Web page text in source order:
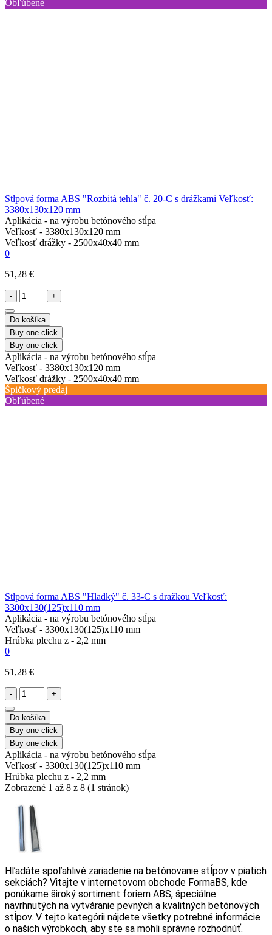
Obľúbené
Stlpová forma ABS "Rozbitá tehla" č. 20-C s drážkami Veľkosť:
3380х130х120 mm
Aplikácia - na výrobu betónového stĺpa
Veľkosť - 3380х130х120 mm
Veľkosť drážky - 2500х40х40 mm
0
51,28 €
- +
Do košíka
Buy one click
Buy one click
Aplikácia - na výrobu betónového stĺpa
Veľkosť - 3380х130х120 mm
Veľkosť drážky - 2500х40х40 mm
Špičkový predaj
Obľúbené
Stlpová forma ABS "Hladký" č. 33-C s dražkou Veľkosť:
3300х130(125)х110 mm
Aplikácia - na výrobu betónového stĺpa
Veľkosť - 3300х130(125)х110 mm
Hrúbka plechu z - 2,2 mm
0
51,28 €
- +
Do košíka
Buy one click
Buy one click
Aplikácia - na výrobu betónového stĺpa
Veľkosť - 3300х130(125)х110 mm
Hrúbka plechu z - 2,2 mm
Zobrazené 1 až 8 z 8 (1 stránok)
Hľadáte spoľahlivé zariadenie na betónovanie stĺpov v piatich
sekciách? Vitajte v internetovom obchode FormaBS, kde
ponúkame široký sortiment foriem ABS, špeciálne
navrhnutých na vytváranie pevných a kvalitných betónových
stĺpov. V tejto kategórii nájdete všetky potrebné informácie
o našich výrobkoch, aby ste sa mohli správne rozhodnúť.